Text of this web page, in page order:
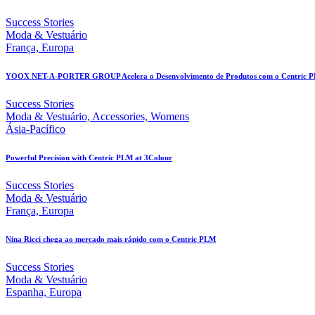
Success Stories
Moda & Vestuário
França, Europa
YOOX NET-A-PORTER GROUP Acelera o Desenvolvimento de Produtos com o Centric
Success Stories
Moda & Vestuário, Accessories, Womens
Ásia-Pacífico
Powerful Precision with Centric PLM at 3Colour
Success Stories
Moda & Vestuário
França, Europa
Nina Ricci chega ao mercado mais rápido com o Centric PLM
Success Stories
Moda & Vestuário
Espanha, Europa